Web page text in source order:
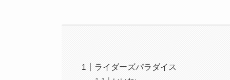
ライダーズパラダイス